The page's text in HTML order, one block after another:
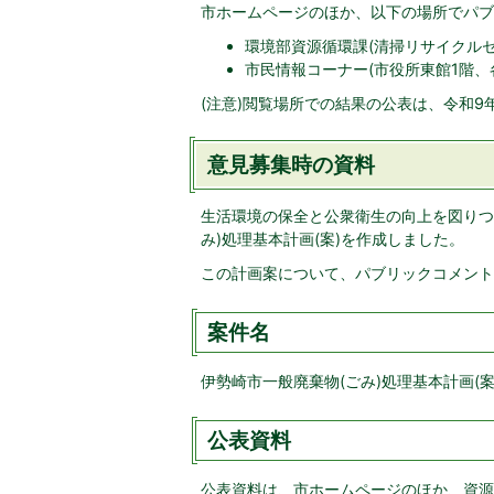
市ホームページのほか、以下の場所でパ
環境部資源循環課(清掃リサイクル
市民情報コーナー(市役所東館1階、
(注意)閲覧場所での結果の公表は、令和9
意見募集時の資料
生活環境の保全と公衆衛生の向上を図り
み)処理基本計画(案)を作成しました。
この計画案について、パブリックコメン
案件名
伊勢崎市一般廃棄物(ごみ)処理基本計画(
公表資料
公表資料は、市ホームページのほか、資